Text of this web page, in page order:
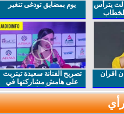
يترأس
يوم بمضايق تودغى تنغير
تصريح الفنانة سعيدة تيتريت
على هامش مشاركتها في
مهرجان افران